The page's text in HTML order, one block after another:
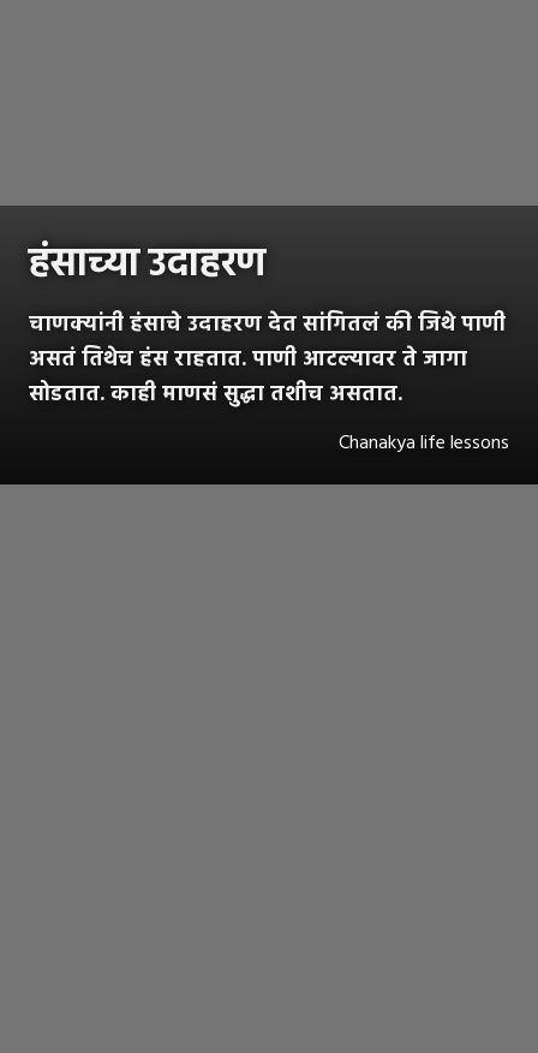
हंसाच्या उदाहरण
चाणक्यांनी हंसाचे उदाहरण देत सांगितलं की जिथे पाणी
असतं तिथेच हंस राहतात. पाणी आटल्यावर ते जागा
सोडतात. काही माणसं सुद्धा तशीच असतात.
Chanakya life lessons